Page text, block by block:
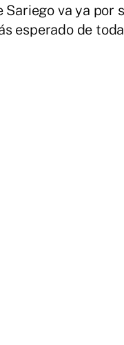
va ya por
esperado de